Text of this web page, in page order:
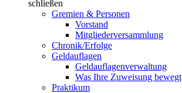
schließen
Gremien & Personen
Vorstand
Mitgliederversammlung
Chronik/Erfolge
Geldauflagen
Geldauflagenverwaltung
Was Ihre Zuweisung bewegt
Praktikum